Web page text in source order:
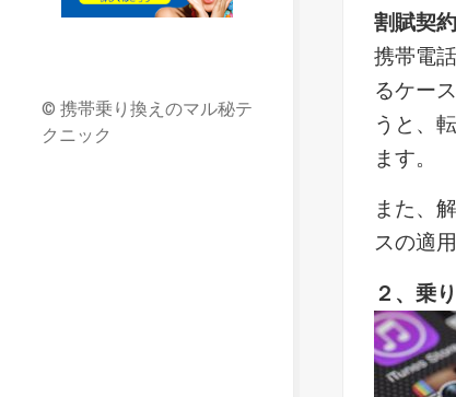
© 携帯乗り換えのマル秘テ
クニック
割賦契
携帯電
るケー
うと、
ます。
また、
スの適
２、乗